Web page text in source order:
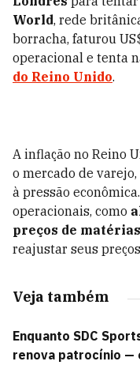
World, rede
borracha, faturou
operacional e tenta
do Reino Unido.
A inflação no Reino
o mercado de varejo,
à pressão
operacionais, como
preços de
reajustar seus
Veja também
Enquanto SDC
renova patrocínio —